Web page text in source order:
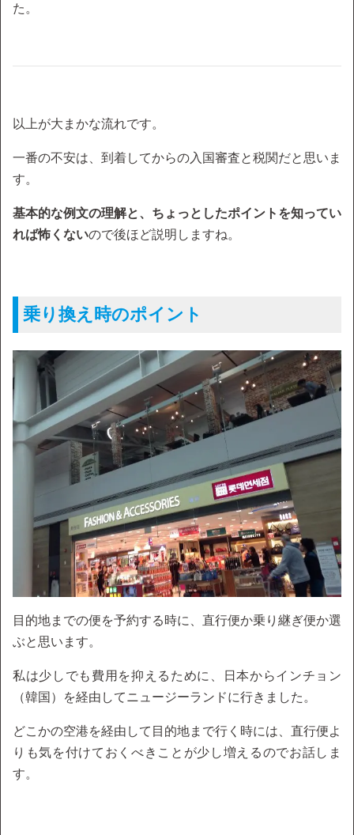
た。
以上が大まかな流れです。
一番の不安は、到着してからの入国審査と税関だと思いま
す。
基本的な例文の理解と、ちょっとしたポイントを知ってい
れば怖くないので後ほど説明しますね。
乗り換え時のポイント
目的地までの便を予約する時に、直行便か乗り継ぎ便か選
ぶと思います。
私は少しでも費用を抑えるために、日本からインチョン
（韓国）を経由してニュージーランドに行きました。
どこかの空港を経由して目的地まで行く時には、直行便よ
りも気を付けておくべきことが少し増えるのでお話しま
す。